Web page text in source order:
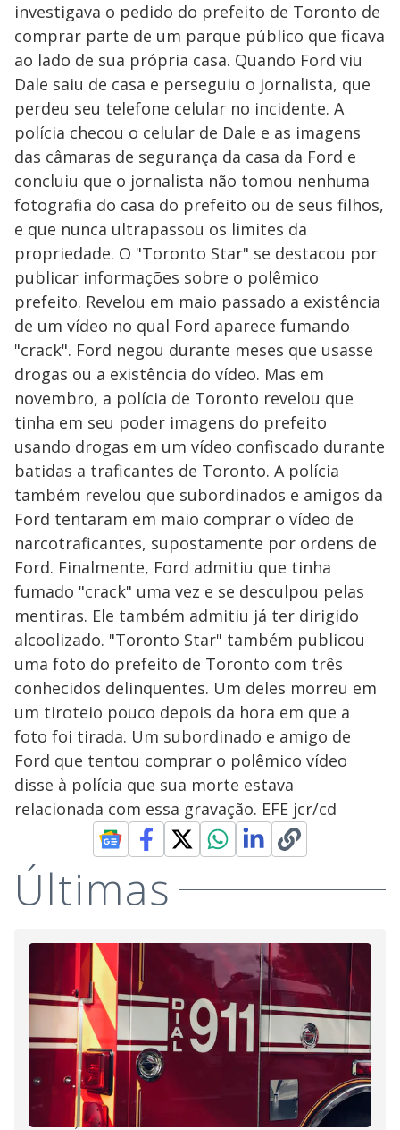
investigava o pedido do prefeito de Toronto de
comprar parte de um parque público que ficava
ao lado de sua própria casa. Quando Ford viu
Dale saiu de casa e perseguiu o jornalista, que
perdeu seu telefone celular no incidente. A
polícia checou o celular de Dale e as imagens
das câmaras de segurança da casa da Ford e
concluiu que o jornalista não tomou nenhuma
fotografia do casa do prefeito ou de seus filhos,
e que nunca ultrapassou os limites da
propriedade. O "Toronto Star" se destacou por
publicar informações sobre o polêmico
prefeito. Revelou em maio passado a existência
de um vídeo no qual Ford aparece fumando
"crack". Ford negou durante meses que usasse
drogas ou a existência do vídeo. Mas em
novembro, a polícia de Toronto revelou que
tinha em seu poder imagens do prefeito
usando drogas em um vídeo confiscado durante
batidas a traficantes de Toronto. A polícia
também revelou que subordinados e amigos da
Ford tentaram em maio comprar o vídeo de
narcotraficantes, supostamente por ordens de
Ford. Finalmente, Ford admitiu que tinha
fumado "crack" uma vez e se desculpou pelas
mentiras. Ele também admitiu já ter dirigido
alcoolizado. "Toronto Star" também publicou
uma foto do prefeito de Toronto com três
conhecidos delinquentes. Um deles morreu em
um tiroteio pouco depois da hora em que a
foto foi tirada. Um subordinado e amigo de
Ford que tentou comprar o polêmico vídeo
disse à polícia que sua morte estava
relacionada com essa gravação. EFE jcr/cd
Últimas